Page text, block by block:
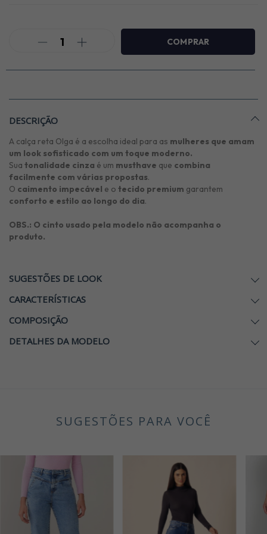
DESCRIÇÃO
A calça reta Olga é a escolha ideal para as mulheres que amam
um look sofisticado com um toque moderno.
Sua tonalidade cinza é um musthave que combina
facilmente com várias propostas.
O caimento impecável e o tecido premium garantem
conforto e estilo ao longo do dia.
OBS.: O cinto usado pela modelo não acompanha o
produto.
SUGESTÕES DE LOOK
CARACTERÍSTICAS
COMPOSIÇÃO
DETALHES DA MODELO
SUGESTÕES PARA VOCÊ